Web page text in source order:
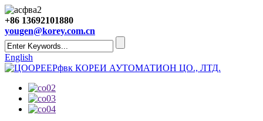
+86 13692101880
yougen@korey.com.cn
English
КОРЕИ АУТОМАТИОН ЦО., ЛТД.